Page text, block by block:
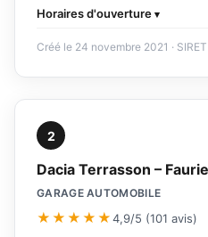
Horaires d'ouverture
Créé le 24 novembre 2021 ·
2
Dacia Terrasson – Faurie
GARAGE AUTOMOBILE
★★★★★4,9/5 (101 avis)